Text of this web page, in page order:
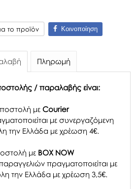
το προϊόν Κοινοποίηση
Πληρωμή
/ παραλαβής είναι:
με Courier
με συνεργαζόμενη
την Ελλάδα με χρέωση 4€.
μεBOX NOW
πραγματοποιείται με
την Ελλάδα με χρέωση 3,5€.